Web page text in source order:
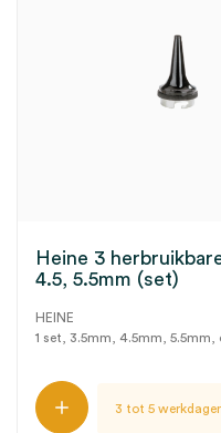
Heine 3
4.5, 5.5mm (set)
HEINE
1 set, 3.5mm, 4.5mm, 5.5mm,
3 tot 5